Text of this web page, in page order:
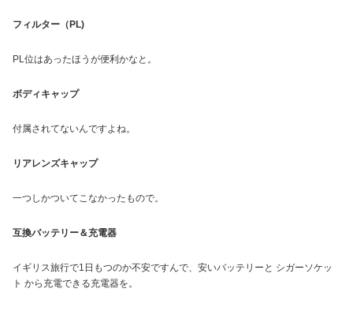
フィルター（PL)
PL位はあったほうが便利かなと。
ボディキャップ
付属されてないんですよね。
リアレンズキャップ
一つしかついてこなかったもので。
互換バッテリー＆充電器
イギリス旅行で1日もつのか不安ですんで、安いバッテリーと シガーソケッ
ト から充電できる充電器を。